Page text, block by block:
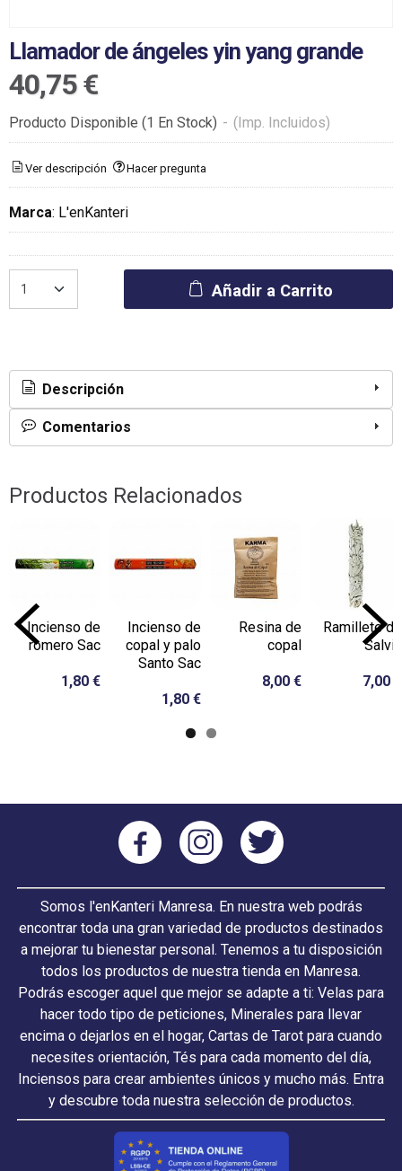
Llamador de ángeles yin yang grande
40,75 €
Producto Disponible (1 En Stock) - (Imp. Incluidos)
Ver descripción Hacer pregunta
Marca: L'enKanteri
Añadir a Carrito
Descripción
Comentarios
Productos Relacionados
Incienso de
romero Sac
1,80 €
Incienso de
copal y palo
Santo Sac
1,80 €
Resina de
copal
8,00 €
Ramillete de
Salvia
7,00 €
Somos l'enKanteri Manresa. En nuestra web podrás
encontrar toda una gran variedad de productos destinados
a mejorar tu bienestar personal. Tenemos a tu disposición
todos los productos de nuestra tienda en Manresa.
Podrás escoger aquel que mejor se adapte a ti: Velas para
hacer todo tipo de peticiones, Minerales para llevar
encima o dejarlos en el hogar, Cartas de Tarot para cuando
necesites orientación, Tés para cada momento del día,
Inciensos para crear ambientes únicos y mucho más. Entra
y descubre toda nuestra selección de productos.